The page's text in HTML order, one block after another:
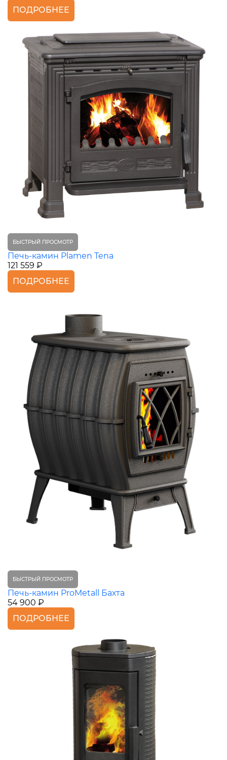
ПОДРОБНЕЕ
БЫСТРЫЙ ПРОСМОТР
Печь-камин Plamen Tena
121 559 ₽
ПОДРОБНЕЕ
БЫСТРЫЙ ПРОСМОТР
Печь-камин ProMetall Бахта
54 900 ₽
ПОДРОБНЕЕ